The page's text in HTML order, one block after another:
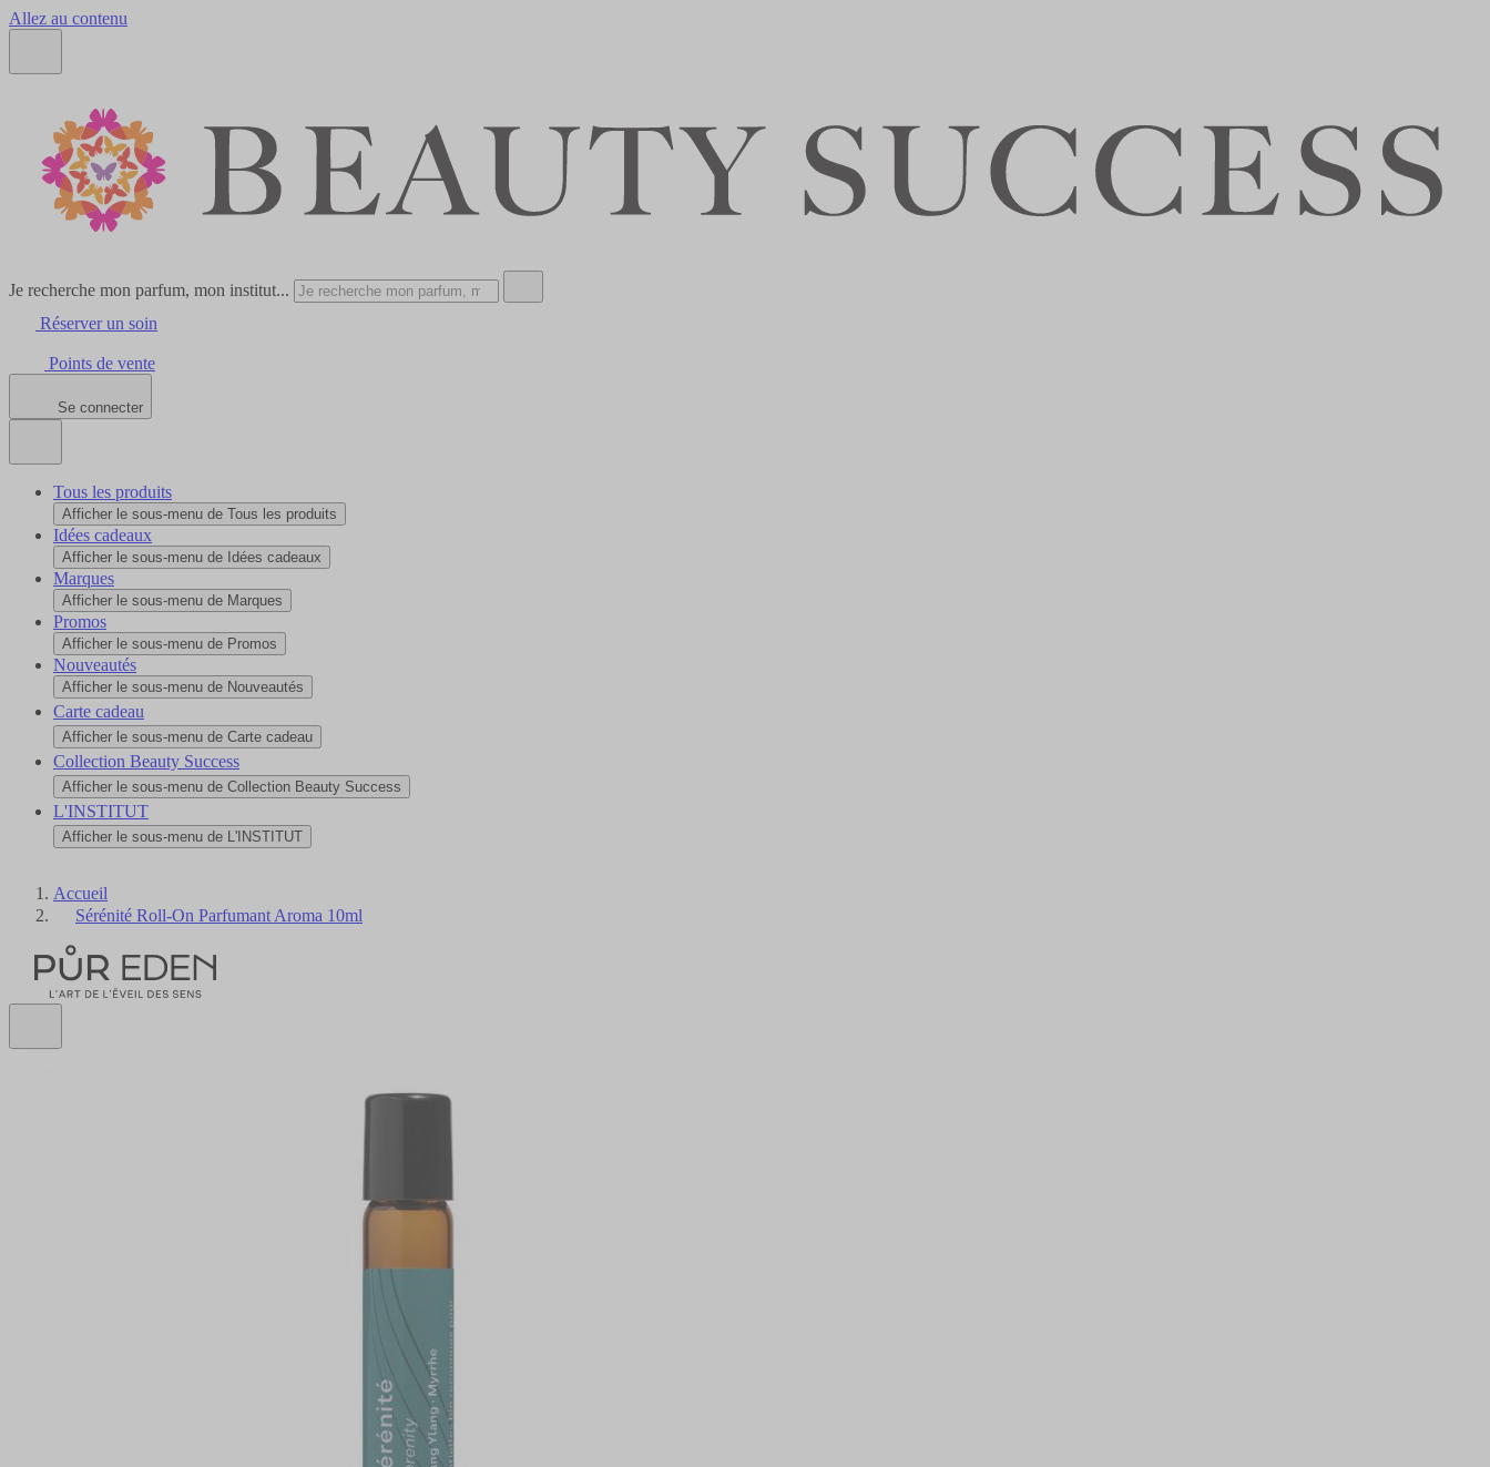
Allez au contenu
Je recherche mon parfum, mon institut...
Réserver un soin
Points de vente
Se connecter
Tous les produits
Afficher le sous-menu de Tous les produits
Idées cadeaux
Afficher le sous-menu de Idées cadeaux
Marques
Afficher le sous-menu de Marques
Promos
Afficher le sous-menu de Promos
Nouveautés
Afficher le sous-menu de Nouveautés
Carte cadeau
Afficher le sous-menu de Carte cadeau
Collection Beauty Success
Afficher le sous-menu de Collection Beauty Success
L'INSTITUT
Afficher le sous-menu de L'INSTITUT
Accueil
Sérénité Roll-On Parfumant Aroma 10ml